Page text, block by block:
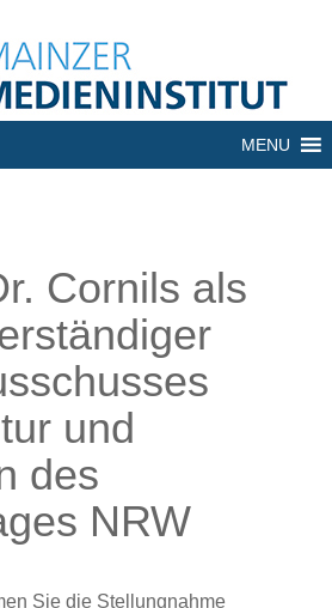
MENU
Cornils als
und
des
NRW
Sie die Stellungnahme